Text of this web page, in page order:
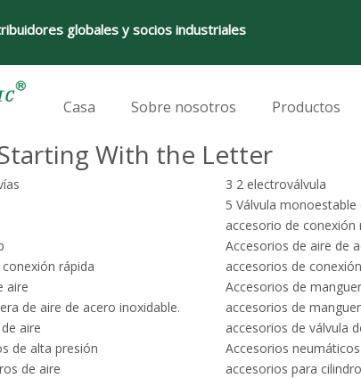
globales y socios industriales
Casa Sobre nosotros Productos
With the Letter
3 2 electroválvula
5 Válvula monoestable
accesorio de conexión
Accesorios de aire de
rápida
accesorios de
aire
Accesorios de
de aire de acero inoxidable.
accesorios de
aire
accesorios de válvula
de alta presión
Accesorios
de aire
accesorios para